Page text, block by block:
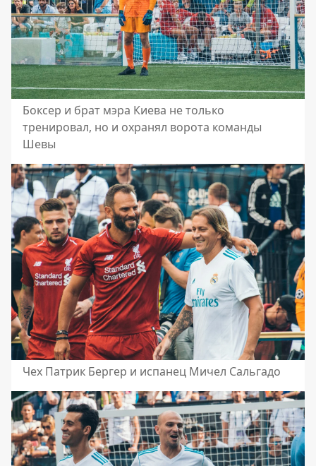
Боксер и брат мэра Киева не только
тренировал, но и охранял ворота команды
Шевы
Чех Патрик Бергер и испанец Мичел Сальгадо